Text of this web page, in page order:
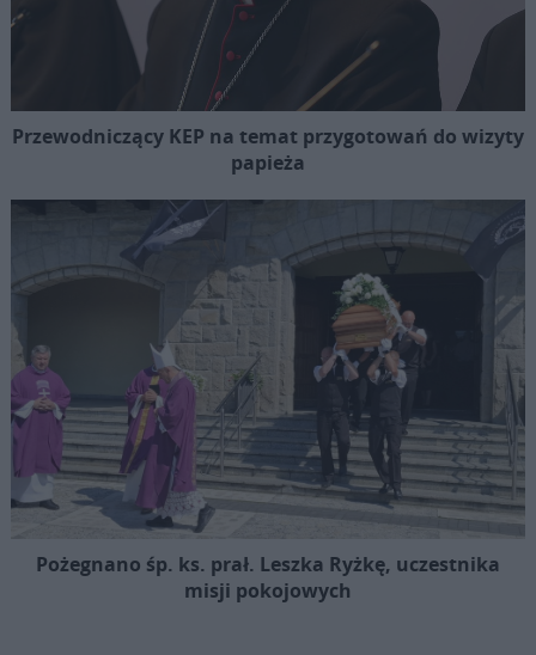
Przewodniczący KEP na temat przygotowań do wizyty
papieża
Pożegnano śp. ks. prał. Leszka Ryżkę, uczestnika
misji pokojowych